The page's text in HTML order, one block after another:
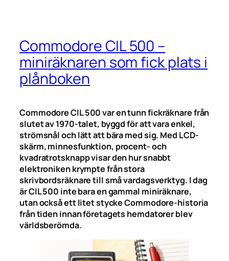
Commodore CIL 500 –
miniräknaren som fick plats i
plånboken
Commodore CIL 500 var en tunn fickräknare från
slutet av 1970-talet, byggd för att vara enkel,
strömsnål och lätt att bära med sig. Med LCD-
skärm, minnesfunktion, procent- och
kvadratrotsknapp visar den hur snabbt
elektroniken krympte från stora
skrivbordsräknare till små vardagsverktyg. I dag
är CIL 500 inte bara en gammal miniräknare,
utan också ett litet stycke Commodore-historia
från tiden innan företagets hemdatorer blev
världsberömda.